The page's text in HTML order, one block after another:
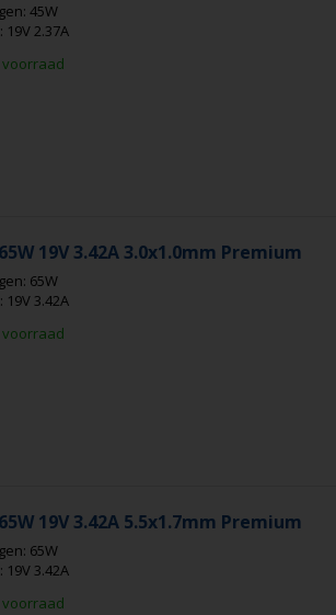
45W
19V 2.37A
voorraad
19V 3.42A 3.0x1.0mm Premium
65W
19V 3.42A
voorraad
19V 3.42A 5.5x1.7mm Premium
65W
19V 3.42A
voorraad